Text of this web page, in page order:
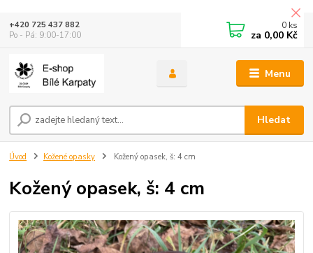
Menu
Hledat
+420 725 437 882
Po - Pá: 9:00-17:00
0 ks
za 0,00 Kč
Úvod Kožené opasky Kožený opasek, š: 4 cm
Kožený opasek, š: 4 cm